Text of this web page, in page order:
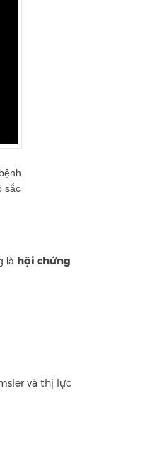
sắc
là hội chứng
và thị lực